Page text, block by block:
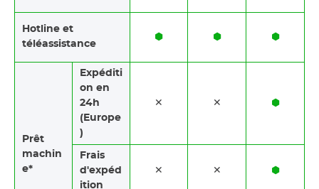
Hotline et
téléassistance
⬢ ⬢ ⬢
Prêt
machin
e*
Expéditi
on en
24h
(Europe
)
✕ ✕ ⬢
Frais
d'expéd
ition
✕ ✕ ⬢